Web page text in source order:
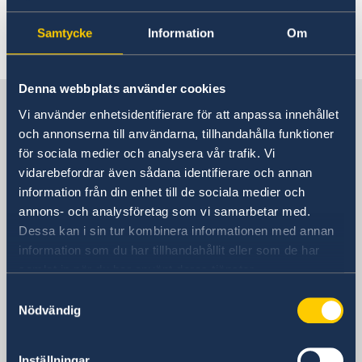
Samtycke Information Om
Denna webbplats använder cookies
Vi använder enhetsidentifierare för att anpassa innehållet
och annonserna till användarna, tillhandahålla funktioner
för sociala medier och analysera vår trafik. Vi
vidarebefordrar även sådana identifierare och annan
information från din enhet till de sociala medier och
annons- och analysföretag som vi samarbetar med.
Dessa kan i sin tur kombinera informationen med annan
information som du har tillhandahållit eller som de har
samlat in när du har använt deras tjänster.
Nödvändig
Senast uppdaterad 10 aug. 2023, 13.25
Sverige i Grekland
Sveriges ambassad
Besöksadress
Vassileos Konstantinou 7
Athen
Postadress
Embassy of Sweden
106 74 Athens
Telefonnummer